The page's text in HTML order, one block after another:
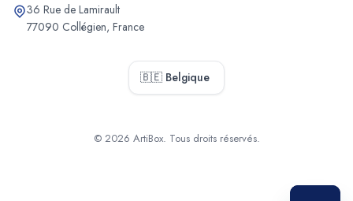
Chantiers de pompe à chaleur de Bonheiden
Chantiers de pompe à chaleur de Willebroek
Chantiers de pompe à chaleur de Bornem
Chantiers de pompe à chaleur de Poppel
36 Rue de Lamirault
77090 Collégien, France
🇧🇪 Belgique
© 2026 ArtiBox. Tous droits réservés.